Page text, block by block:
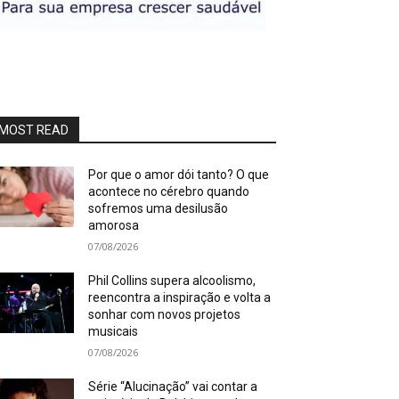
READ
Por que o amor dói tanto? O que
acontece no cérebro quando
sofremos uma desilusão
amorosa
07/08/2026
Phil Collins supera alcoolismo,
reencontra a inspiração e volta a
sonhar com novos projetos
musicais
07/08/2026
Série “Alucinação” vai contar a